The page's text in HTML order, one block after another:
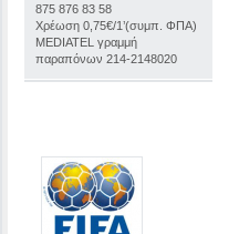
875 876 83 58
Χρέωση 0,75€/1’(συμπ. ΦΠΑ)
MEDIATEL γραμμή
παραπόνων 214-2148020